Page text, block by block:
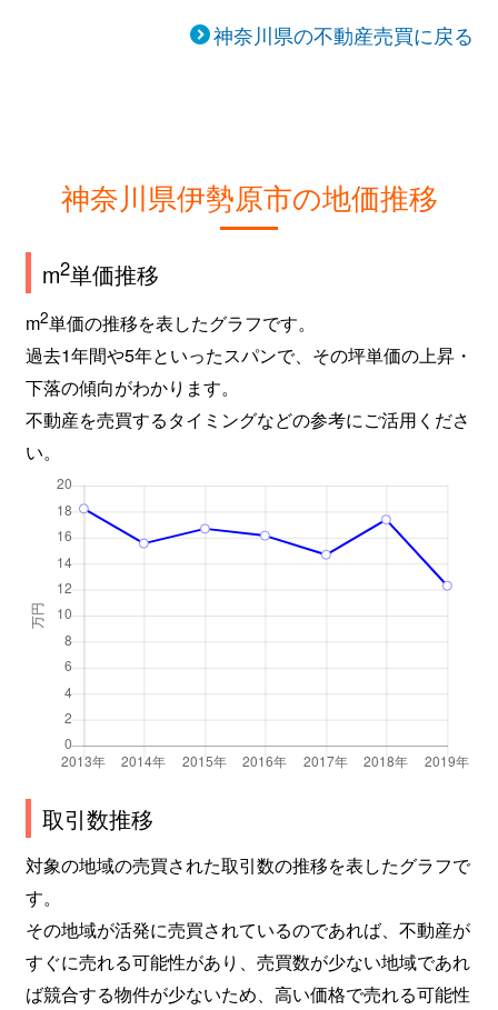
神奈川県の不動産売買に戻る
神奈川県伊勢原市の地価推移
m2単価推移
m2単価の推移を表したグラフです。
過去1年間や5年といったスパンで、その坪単価の上昇・
下落の傾向がわかります。
不動産を売買するタイミングなどの参考にご活用くださ
い。
取引数推移
対象の地域の売買された取引数の推移を表したグラフで
す。
その地域が活発に売買されているのであれば、不動産が
すぐに売れる可能性があり、売買数が少ない地域であれ
ば競合する物件が少ないため、高い価格で売れる可能性